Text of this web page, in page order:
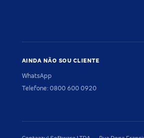
AINDA NÃO SOU CLIENTE
WhatsApp
Telefone: 0800 600 0920